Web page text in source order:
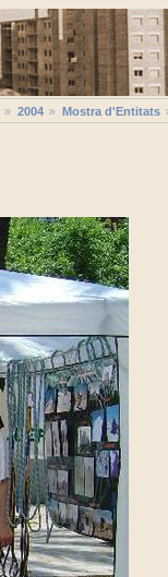
2004 Mostra d'Entitats